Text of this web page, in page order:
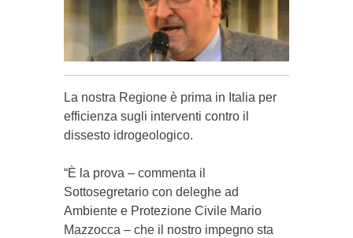
La nostra Regione è prima in Italia per
efficienza sugli interventi contro il
dissesto idrogeologico.
“È la prova – commenta il
Sottosegretario con deleghe ad
Ambiente e Protezione Civile Mario
Mazzocca – che il nostro impegno sta